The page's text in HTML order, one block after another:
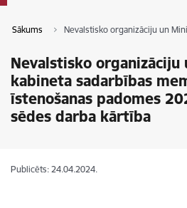
Sākums Nevalstisko organizāciju un
Nevalstisko
kabineta sadarbības
īstenošanas padomes
sēdes darba kārtība
Publicēts: 24.04.2024.